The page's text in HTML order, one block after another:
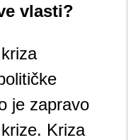
vlasti?
je zapravo
Kriza